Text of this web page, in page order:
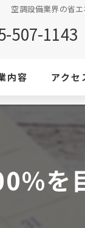
空調設備業界の省
507-1143
内容 アクセ
を